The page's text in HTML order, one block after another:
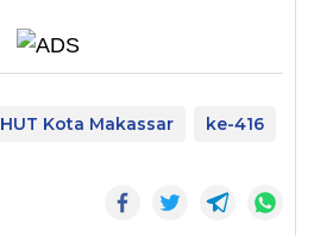
HUT Kota Makassar ke-416